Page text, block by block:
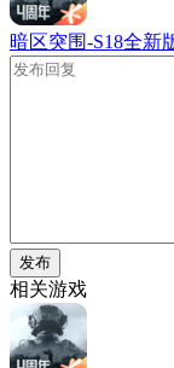
暗区突围-S18全新
发布
相关游戏